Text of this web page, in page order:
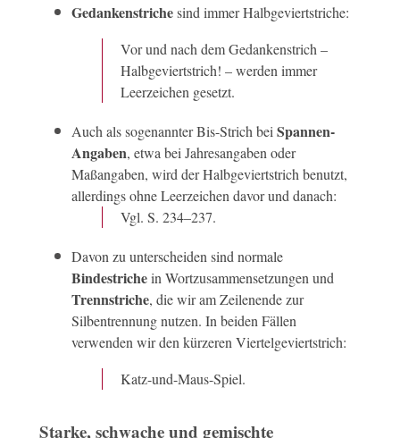
Gedankenstrichesind immer Halbgeviertstriche:
Vor und nach dem Gedankenstrich –
Halbgeviertstrich! – werden immer
Leerzeichen gesetzt.
Auch als sogenannter Bis-Strich beiSpannen-
Angaben, etwa bei Jahresangaben oder
Maßangaben, wird der Halbgeviertstrich benutzt,
allerdings ohne Leerzeichen davor und danach:
Vgl. S. 234–237.
Davon zu unterscheiden sind normale
Bindestrichein Wortzusammensetzungen und
Trennstriche, die wir am Zeilenende zur
Silbentrennung nutzen. In beiden Fällen
verwenden wir den kürzeren Viertelgeviertstrich:
Katz-und-Maus-Spiel.
Starke, schwache und gemischte